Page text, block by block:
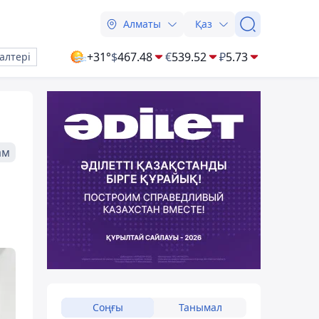
Алматы Қаз
+31°$467.48 €539.52 ₽5.73
Соңғы Танымал